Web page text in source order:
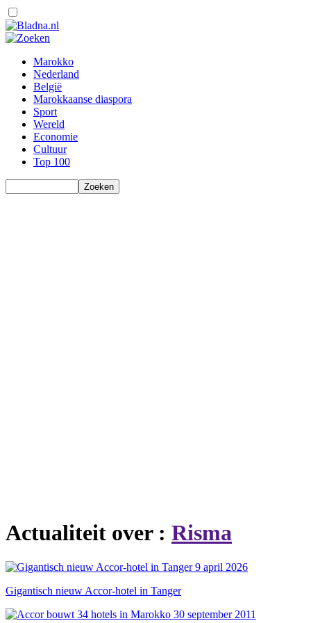
Marokko
Nederland
België
Marokkaanse diaspora
Sport
Wereld
Economie
Cultuur
Top 100
Actualiteit over : Risma
9 april 2026
Gigantisch nieuw Accor-hotel in Tanger
30 september 2011